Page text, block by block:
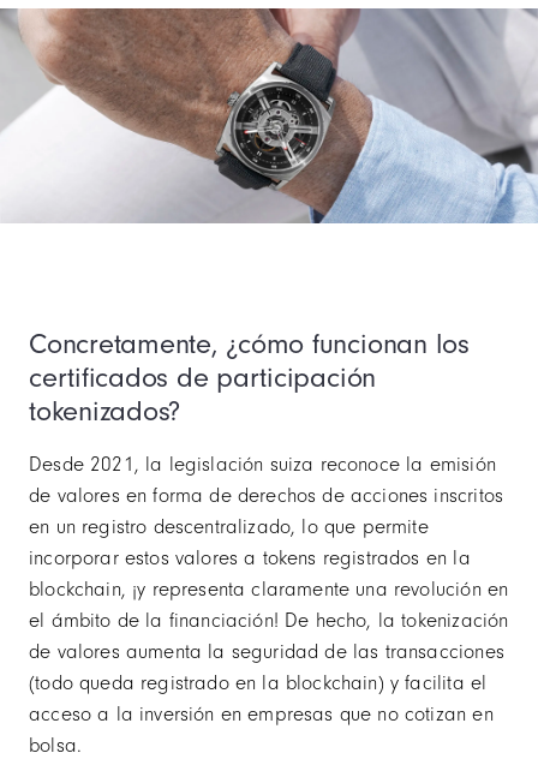
Concretamente, ¿cómo funcionan los
certificados de participación
tokenizados?
Desde 2021, la legislación suiza reconoce la emisión
de valores en forma de derechos de acciones inscritos
en un registro descentralizado, lo que permite
incorporar estos valores a tokens registrados en la
blockchain, ¡y representa claramente una revolución en
el ámbito de la financiación! De hecho, la tokenización
de valores aumenta la seguridad de las transacciones
(todo queda registrado en la blockchain) y facilita el
acceso a la inversión en empresas que no cotizan en
bolsa.